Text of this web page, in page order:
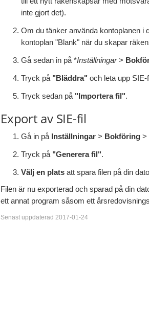
inte gjort det).
Om du tänker använda kontoplanen i
kontoplan "Blank" när du skapar
Gå sedan in på *Inställningar>
Tryck på "Bläddra" och leta upp SIE-
Tryck sedan på "Importera fil".
Export av SIE-fil
Gå in på Inställningar > Bokföring >
Tryck på "Generera fil".
Välj en plats att spara filen på din
Filen är nu exporterad och sparad på din
ett annat program såsom ett
Senast uppdaterad 2017-01-24